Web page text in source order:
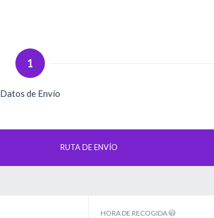
1
Datos de Envío
RUTA DE ENVÍO
HORA DE RECOGIDA